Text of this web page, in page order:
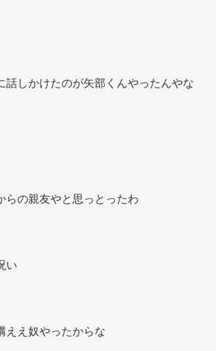
話しかけたのが矢部くんやったんやな
らの親友やと思っとったわ
い
ええ奴やったからな